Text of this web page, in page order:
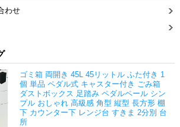
わせ
ゴミ箱 両開き 45L 45リットル ふた付き 1
個 単品 ペダル式 キャスター付き ごみ箱
ダストボックス 足踏み ペダルペール シン
プル おしゃれ 高級感 角型 縦型 長方形 棚
下 カウンター下 レンジ台 すきま 2分別 台
所